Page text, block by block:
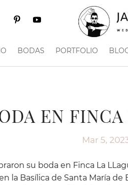
BODAS PORTFOLIO
EN
Mar 5,
su boda en Finca La
la Basílica de Santa María